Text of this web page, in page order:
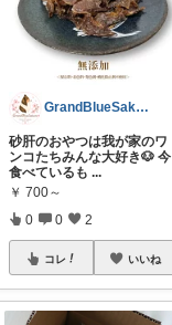
GrandBlueSakura
砂肝のおやつは我が家のワ
ンコたちみんな大好き🐶 今
食べているも ...
￥ 700～
0 0 2
コレ いいね